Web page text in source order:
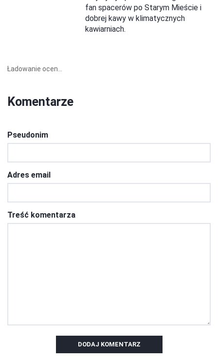
fan spacerów po Starym Mieście i
dobrej kawy w klimatycznych
kawiarniach.
Ładowanie ocen...
Komentarze
Pseudonim
Adres email
Treść komentarza
DODAJ KOMENTARZ